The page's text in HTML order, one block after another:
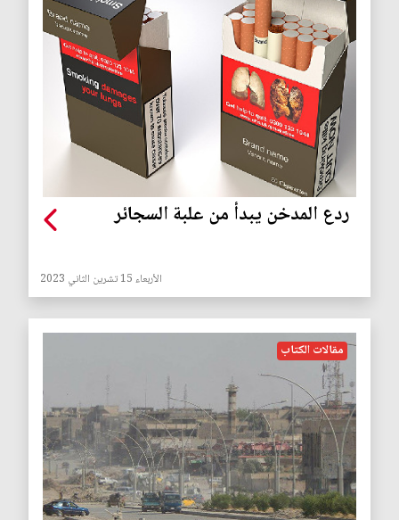
ردع المدخن يبدأ من علبة السجائر
الأربعاء 15 تشرين الثاني 2023
مقالات الكتاب